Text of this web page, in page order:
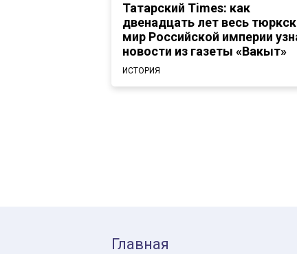
Татарский Times: как
двенадцать лет весь
мир Российской империи
новости из газеты «Вакыт»
ИСТОРИЯ
Главная